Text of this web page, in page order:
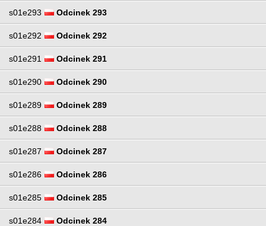
s01e293 Odcinek 293
s01e292 Odcinek 292
s01e291 Odcinek 291
s01e290 Odcinek 290
s01e289 Odcinek 289
s01e288 Odcinek 288
s01e287 Odcinek 287
s01e286 Odcinek 286
s01e285 Odcinek 285
s01e284 Odcinek 284